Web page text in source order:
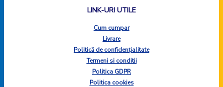
LINK-URI UTILE
Cum cumpar
Livrare
Politică de confidențialitate
Termeni si conditii
Politica GDPR
Politica cookies